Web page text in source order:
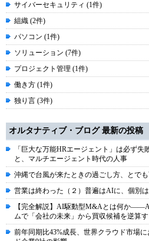
サイバーセキュリティ (1件)
組織 (2件)
パソコン (1件)
ソリューション (7件)
プロジェクト管理 (1件)
働き方 (1件)
独り言 (3件)
オルタナティブ・ブログ 最新の投稿
「巨大な万能HRエージェント」は必ず失
と、マルチエージェント時代の人事
沖縄で台風が来たときの過ごし方、とで
営業は終わった（２）普遍はAIに、個別
【完全解説】AI駆動型M&Aとは何か
ムで「会社の未来」から買収候補を逆算
前年同期比43%成長、世界クラウド市場